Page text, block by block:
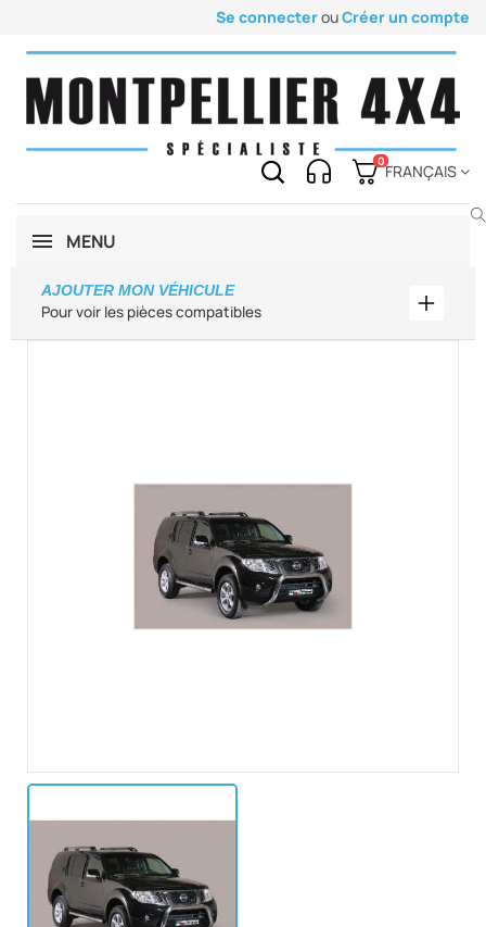
Se connecterouCréer un compte
0
FRANÇAIS
MENU
Pour voir les pièces compatibles
AJOUTER MON VÉHICULE